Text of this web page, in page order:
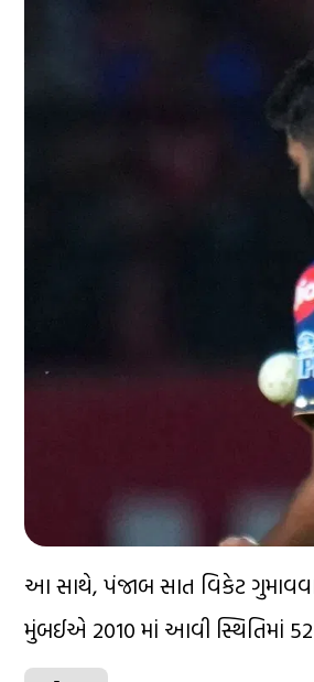
આ સાથે, પંજાબ સાત વિકેટ
મુંબઈએ 2010 માં આવી સ્થિતિમાં